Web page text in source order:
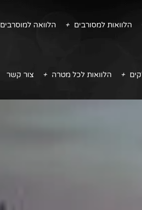
הלוואות למסורבים הלוואה למוסרבים
הלוואות לכל מטרה צור קשר